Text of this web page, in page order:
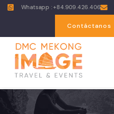
Whatsapp : +84.909.426.406
Contáctanos